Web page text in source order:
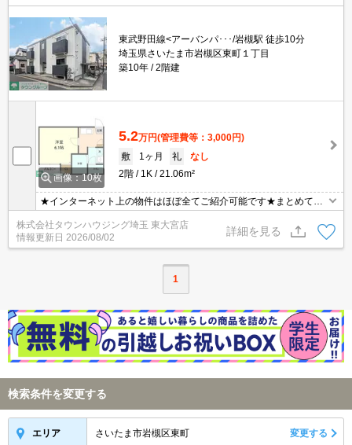
東武野田線<アーバンパ･･･/岩槻駅 徒歩10分
埼玉県さいたま市岩槻区東町１丁目
築10年
2階建
画像：10枚
5.2万円(管理費等：3,000円)
敷
1ヶ月 礼
なし
2階
1K 21.06m²
★インターネット上の物件はほぼ全てご紹介可能です★まとめてご
紹介致します★お部屋探しは情報量地域No１の★タウンハウジング
東大宮店まで★
株式会社タウンハウジング埼玉 東大宮店
情報更新日 2026/08/02
詳細を見る
1
検索条件を変更する
エリア さいたま市岩槻区東町 変更する